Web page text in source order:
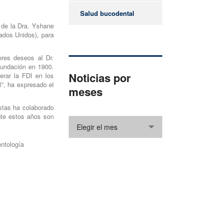
la Dra. Yshane
Unidos), para
deseos al Dr.
en 1900.
la FDI en los
ha expresado el
ha colaborado
estos años son
Salud bucodental
Noticias por
meses
Elegir el mes